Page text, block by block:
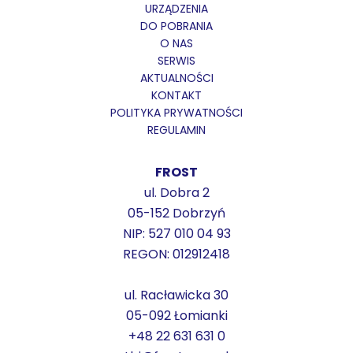
URZĄDZENIA
DO POBRANIA
O NAS
SERWIS
AKTUALNOŚCI
KONTAKT
POLITYKA PRYWATNOŚCI
REGULAMIN
FROST
ul. Dobra 2
05-152 Dobrzyń
NIP: 527 010 04 93
REGON: 012912418
ul. Racławicka 30
05-092 Łomianki
+48 22 631 631 0